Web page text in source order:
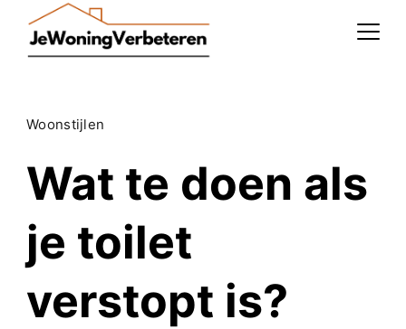
Woonstijlen
Wat te doen als
je toilet
verstopt is?